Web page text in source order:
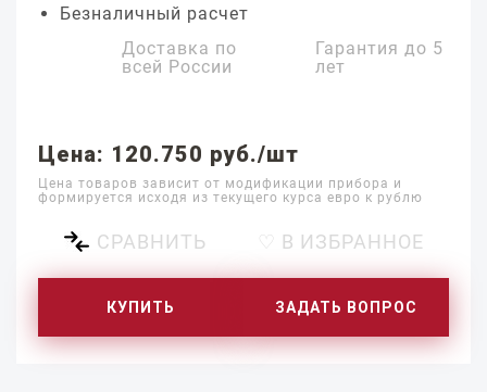
Безналичный расчет
Доставка по
всей России
Гарантия до 5
лет
Цена: 120.750 руб./шт
Цена товаров зависит от модификации прибора и
формируется исходя из текущего курса евро к рублю
СРАВНИТЬ ♡ В ИЗБРАННОЕ
КУПИТЬ ЗАДАТЬ ВОПРОС